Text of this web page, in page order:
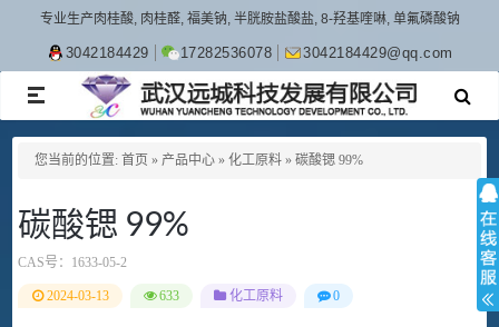
专业生产肉桂酸, 肉桂醛, 福美钠, 半胱胺盐酸盐, 8-羟基喹啉, 单氟磷酸钠
3042184429 17282536078 3042184429@qq.com
TOGGLE
NAVIGATION
您当前的位置: 首页 » 产品中心 » 化工原料 » 碳酸锶 99%
碳酸锶 99%
CAS号： 1633-05-2
2024-03-13 633 化工原料 0